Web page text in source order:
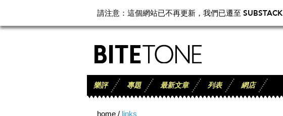
請注意：這個網站已不再更新，我們已遷至 SUBSTACK
樂評 專題 最新文章 列表 網店
home / links